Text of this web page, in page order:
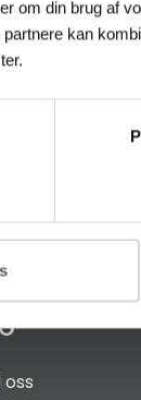
om din brug af
kan
oss